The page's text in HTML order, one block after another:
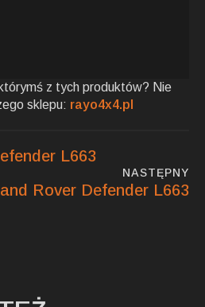
z tych produktów? Nie
sklepu: rayo4x4.pl
L663
NASTĘPNY
Rover Defender L663